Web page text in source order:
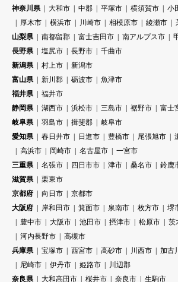
神奈川県
大和市 中郡 平塚市 横須賀市 小
厚木市
横浜市 川崎市 相模原市 綾瀬市
山梨県
南都留郡 富士吉田市 南アルプス市
長野県
塩尻市 長野市
千曲市
新潟県
村上市
新潟市
富山県
新川郡 砺波市
魚津市
福井県
福井市
静岡県
湖西市 浜松市 三島市 裾野市 富士
岐阜県
羽島市 揖斐郡
岐阜市
愛知県
春日井市 日進市 豊橋市 尾張旭市
高浜市
岡崎市 名古屋市
一宮市
三重県
名張市 四日市市 津市 桑名市
鈴鹿
滋賀県
栗東市
京都府
向日市
京都市
大阪府
岸和田市 箕面市 泉南市 枚方市 堺
豊中市
大阪市 池田市 摂津市 松原市 茨
河内長野市
高槻市
兵庫県
宝塚市 西宮市 高砂市 川西市 加古
尼崎市
伊丹市 姫路市
川辺郡
奈良県
大和高田市 桜井市 奈良市
生駒市